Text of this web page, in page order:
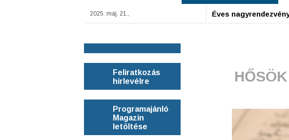
2025. máj. 21., Éves
Feliratkozás
hírlevélre
Programajánló
Magazin
letöltése